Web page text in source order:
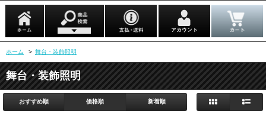
ホーム > 舞台・装飾照明
舞台・装飾照明
おすすめ順 価格順 新着順